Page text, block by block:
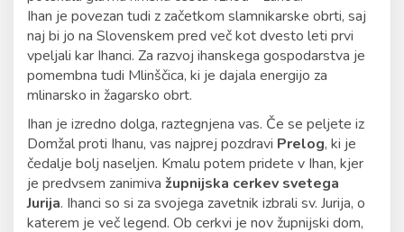
Ihan je povezan tudi z začetkom slamnikarske obrti, saj
naj bi jo na Slovenskem pred več kot dvesto leti prvi
vpeljali kar Ihanci. Za razvoj ihanskega gospodarstva je
pomembna tudi Mlinščica, ki je dajala energijo za
mlinarsko in žagarsko obrt.
Ihan je izredno dolga, raztegnjena vas. Če se peljete iz
Domžal proti Ihanu, vas najprej pozdravi Prelog, ki je
čedalje bolj naseljen. Kmalu potem pridete v Ihan, kjer
je predvsem zanimiva župnijska cerkev svetega
Jurija. Ihanci so si za svojega zavetnik izbrali sv. Jurija, o
katerem je več legend. Ob cerkvi je nov župnijski dom,